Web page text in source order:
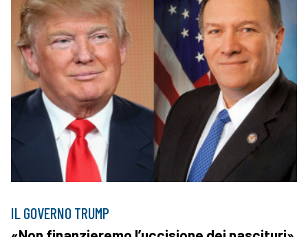
IL GOVERNO TRUMP